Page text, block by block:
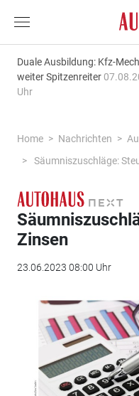
Duale Ausbildung: Kfz-
weiter Spitzenreiter
Uhr
Home Nachrichten
Säumniszuschläge:
Zinsen
23.06.2023 08:00 Uhr